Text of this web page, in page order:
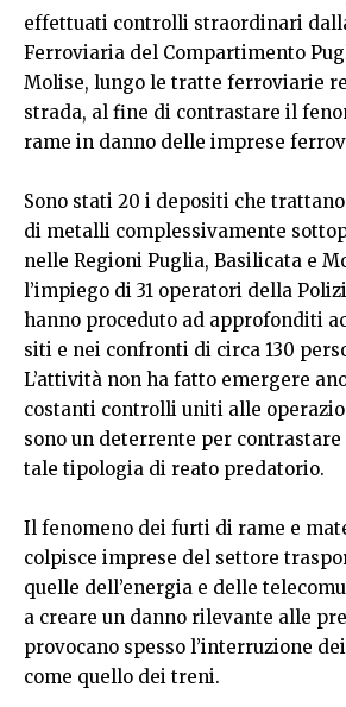
effettuati controlli straordinari
Ferroviaria del Compartimento
Molise, lungo le tratte ferroviarie
strada, al fine di contrastare il
rame in danno delle imprese
Sono stati 20 i depositi che
di metalli complessivamente
nelle Regioni Puglia, Basilicata e
l’impiego di 31 operatori della
hanno proceduto ad approfonditi
siti e nei confronti di circa 130
L’attività non ha fatto emergere
costanti controlli uniti alle
sono un deterrente per
tale tipologia di reato predatorio.
Il fenomeno dei furti di rame e
colpisce imprese del settore
quelle dell’energia e delle
a creare un danno rilevante alle
provocano spesso l’interruzione
come quello dei treni.